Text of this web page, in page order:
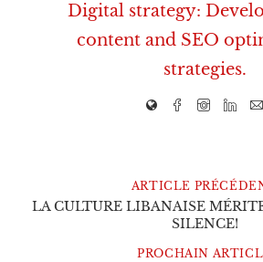
Digital strategy:
content and SEO
strategies.
ARTICLE
LA CULTURE LIBANAISE
SILENCE!
PROCHAIN